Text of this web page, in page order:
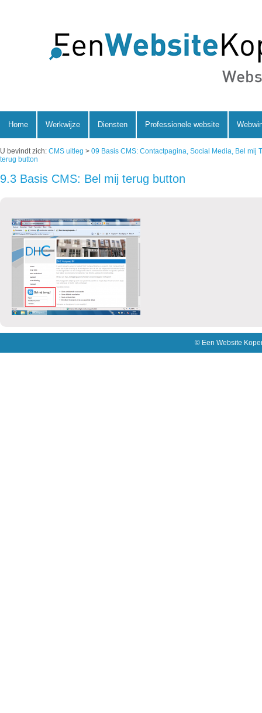
U bevindt zich: CMS uitleg > 09 Basis CMS: Contactpagina, Social Media, Bel mij
terug button
9.3 Basis CMS: Bel mij terug button
Home Werkwijze Diensten Professionele website
© Een Website